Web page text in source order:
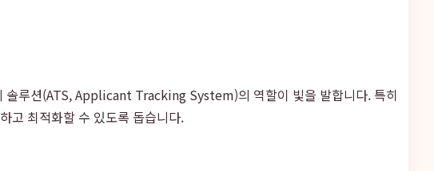
솔루션(ATS, Applicant Tracking System)의 역할이 빛을 발합니다. 특히
고 최적화할 수 있도록 돕습니다.